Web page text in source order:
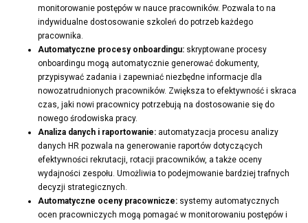
monitorowanie postępów w nauce pracowników. Pozwala to na
indywidualne dostosowanie szkoleń do potrzeb każdego
pracownika.
Automatyczne procesy onboardingu: skryptowane procesy
onboardingu mogą automatycznie generować dokumenty,
przypisywać zadania i zapewniać niezbędne informacje dla
nowozatrudnionych pracowników. Zwiększa to efektywność i skraca
czas, jaki nowi pracownicy potrzebują na dostosowanie się do
nowego środowiska pracy.
Analiza danych i raportowanie: automatyzacja procesu analizy
danych HR pozwala na generowanie raportów dotyczących
efektywności rekrutacji, rotacji pracowników, a także oceny
wydajności zespołu. Umożliwia to podejmowanie bardziej trafnych
decyzji strategicznych.
Automatyczne oceny pracownicze: systemy automatycznych
ocen pracowniczych mogą pomagać w monitorowaniu postępów i